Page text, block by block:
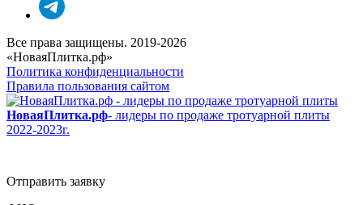
Все права защищены. 2019-2026
«НоваяПлитка.рф»
Политика конфиденциальности
Правила пользования сайтом
НоваяПлитка.рф- лидеры по продаже тротуарной плиты
2022-2023г.
Отправить заявку